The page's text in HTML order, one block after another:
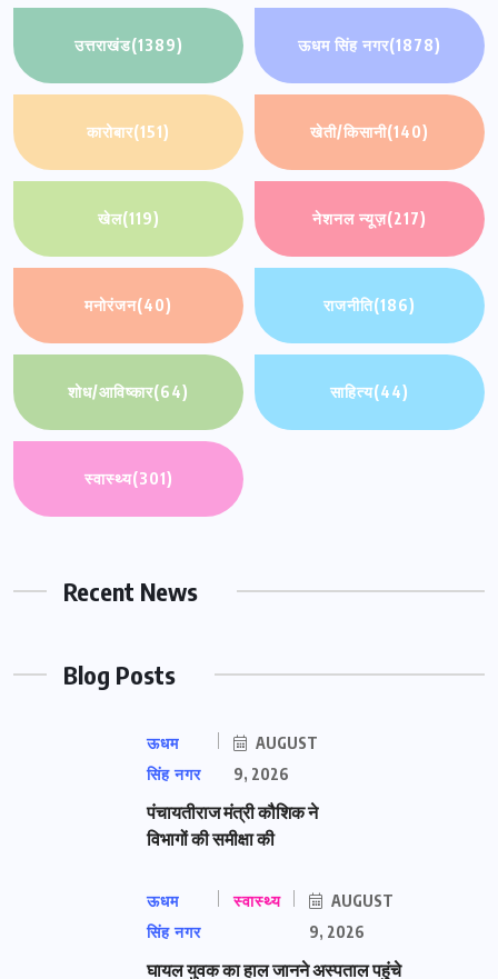
उत्तराखंड(1389) ऊधम सिंह नगर(1878)
कारोबार(151) खेती/किसानी(140)
खेल(119) नेशनल न्यूज़(217)
मनोरंजन(40) राजनीति(186)
शोध/आविष्कार(64) साहित्य(44)
स्वास्थ्य(301)
Recent News
Blog Posts
ऊधम
सिंह नगर
AUGUST
9, 2026
पंचायतीराज मंत्री कौशिक ने
विभागों की समीक्षा की
ऊधम
सिंह नगर
स्वास्थ्य
AUGUST
9, 2026
घायल युवक का हाल जानने अस्पताल पहुंचे